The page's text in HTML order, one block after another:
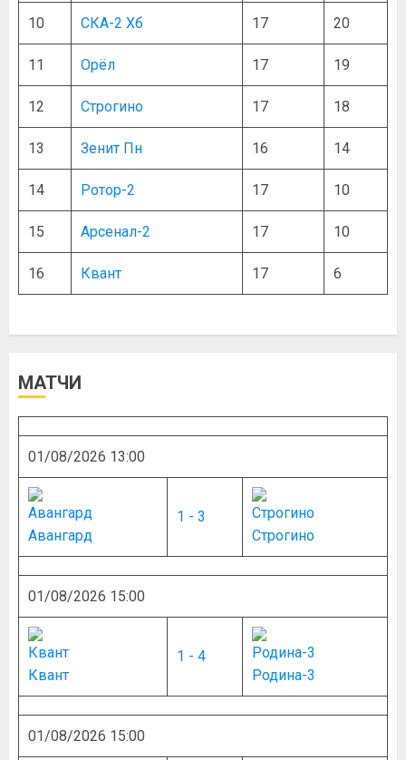
10 СКА-2 Хб 17 20
11 Орёл 17 19
12 Строгино 17 18
13 Зенит Пн 16 14
14 Ротор-2 17 10
15 Арсенал-2 17 10
16 Квант 17 6
МАТЧИ
01/08/2026 13:00
Авангард
1 - 3
Строгино
01/08/2026 15:00
Квант
1 - 4
Родина-3
01/08/2026 15:00